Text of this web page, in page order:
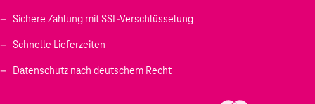
Sichere Zahlung mit SSL-Verschlüsselung
Schnelle Lieferzeiten
Datenschutz nach deutschem Recht